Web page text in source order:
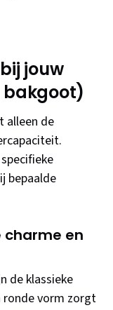
jouw
bakgoot)
alleen de
bepaalde
en
de klassieke
ronde vorm zorgt